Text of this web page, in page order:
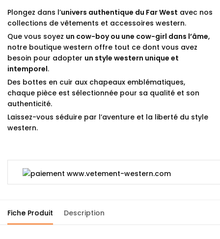
Plongez dans l’univers authentique du Far West avec nos
collections de vêtements et accessoires western.
Que vous soyez un cow-boy ou une cow-girl dans l’âme,
notre boutique western offre tout ce dont vous avez
besoin pour adopter un style western unique et
intemporel.
Des bottes en cuir aux chapeaux emblématiques,
chaque pièce est sélectionnée pour sa qualité et son
authenticité.
Laissez-vous séduire par l’aventure et la liberté du style
western.
Fiche Produit Description